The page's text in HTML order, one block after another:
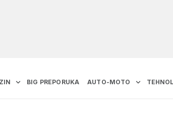
BIG PREPORUKA AUTO-MOTO